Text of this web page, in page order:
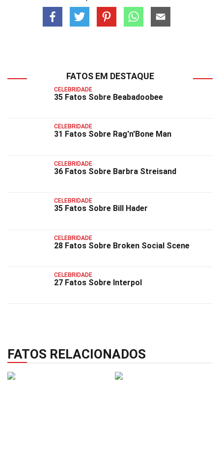
FATOS EM DESTAQUE
CELEBRIDADE
35 Fatos Sobre Beabadoobee
CELEBRIDADE
31 Fatos Sobre Rag'n'Bone Man
CELEBRIDADE
36 Fatos Sobre Barbra Streisand
CELEBRIDADE
35 Fatos Sobre Bill Hader
CELEBRIDADE
28 Fatos Sobre Broken Social Scene
CELEBRIDADE
27 Fatos Sobre Interpol
FATOS RELACIONADOS